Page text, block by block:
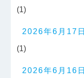
(1)
2026年6月17日
(1)
2026年6月16日